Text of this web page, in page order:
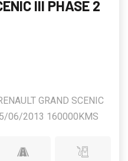
III PHASE 2
GRAND SCENIC
06/2013 160000KMS